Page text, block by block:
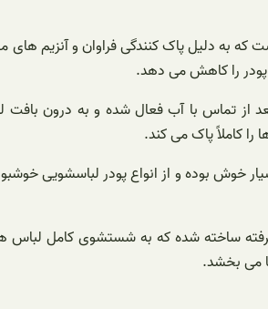
که به دلیل پاک کنندگی فراوان و آنزیم
پودر را کاهش می دهد.
بلافاصله بعد از تماس با آب فعال شده و به
کاملاً پاک می کند.
است که این نوع پودر بسیار خوش بوده و از
ساخته شده که به شستشوی کامل
می بخشد‌.